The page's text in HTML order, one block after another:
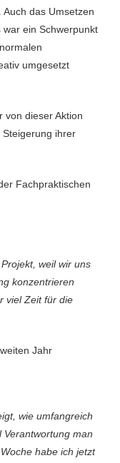
das Umsetzen
ein Schwerpunkt
umgesetzt
von dieser Aktion
ihrer
Fachpraktischen
weil wir uns
konzentrieren
viel Zeit für die
Jahr
wie umfangreich
man
habe ich jetzt